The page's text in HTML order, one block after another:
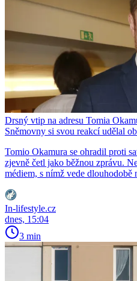
Drsný vtip na adresu Tomia
Sněmovny si svou reakcí udělal
Tomio Okamura se ohradil proti
zjevně četl jako běžnou zprávu.
médiem, s nímž vede dlouhodobě
In-lifestyle.cz
dnes, 15:04
3 min